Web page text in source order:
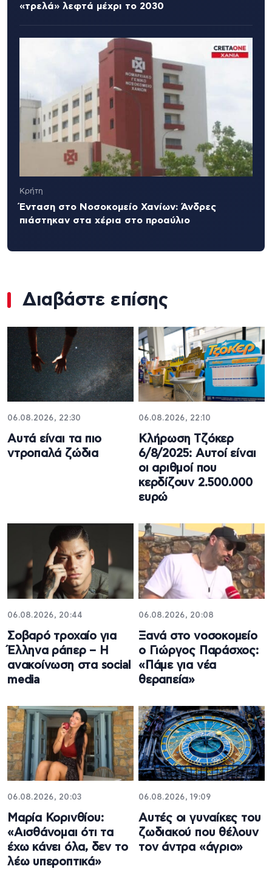
«τρελά» λεφτά μέχρι το 2030
Κρήτη
Ένταση στο Νοσοκομείο Χανίων: Άνδρες
πιάστηκαν στα χέρια στο προαύλιο
Διαβάστε επίσης
06.08.2026, 22:30
Αυτά είναι τα πιο
ντροπαλά ζώδια
06.08.2026, 22:10
Κλήρωση Τζόκερ
6/8/2025: Αυτοί είναι
οι αριθμοί που
κερδίζουν 2.500.000
ευρώ
06.08.2026, 20:44
Σοβαρό τροχαίο για
Έλληνα ράπερ – Η
ανακοίνωση στα social
media
06.08.2026, 20:08
Ξανά στο νοσοκομείο
ο Γιώργος Παράσχος:
«Πάμε για νέα
θεραπεία»
06.08.2026, 20:03
Μαρία Κορινθίου:
«Αισθάνομαι ότι τα
έχω κάνει όλα, δεν το
λέω υπεροπτικά»
06.08.2026, 19:09
Αυτές οι γυναίκες του
ζωδιακού που θέλουν
τον άντρα «άγριο»